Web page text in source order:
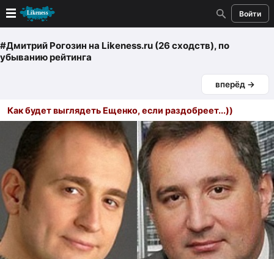
Войти
Новые
Голосование
Кандидаты
Случайное сходство 👍
Создать сходство
Для публикации необходима авторизация
Поиск
#Дмитрий Рогозин на Likeness.ru (26 сходств), по
убыванию рейтинга
вперёд →
Как будет выглядеть Ещенко, если раздобреет...))